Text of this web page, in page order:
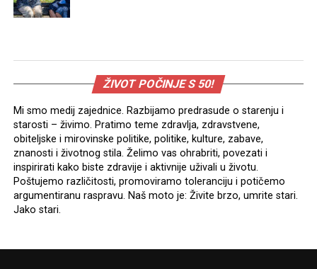
ŽIVOT POČINJE S 50!
Mi smo medij zajednice. Razbijamo predrasude o starenju i
starosti – živimo. Pratimo teme zdravlja, zdravstvene,
obiteljske i mirovinske politike, politike, kulture, zabave,
znanosti i životnog stila. Želimo vas ohrabriti, povezati i
inspirirati kako biste zdravije i aktivnije uživali u životu.
Poštujemo različitosti, promoviramo toleranciju i potičemo
argumentiranu raspravu. Naš moto je: Živite brzo, umrite stari.
Jako stari.